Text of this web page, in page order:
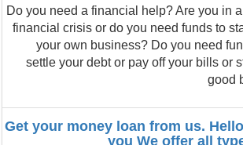
... Do you need a financial help? Are you in
financial crisis or do you need funds to
your own business? Do you need
settle your debt or pay off your bills or
good
Get your money loan from us.
you We offer all